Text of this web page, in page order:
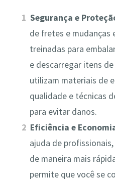
Segurança e
de fretes e mudanças
treinadas para
e descarregar itens
utilizam materiais de
qualidade e técnicas
para evitar danos.
Eficiência e
ajuda de
de maneira mais
permite que você se